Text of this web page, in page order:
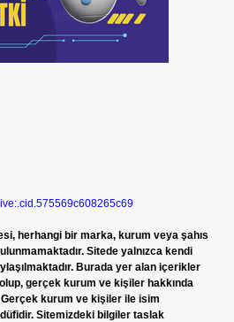
herhangi bir marka, kurum veya şahıs
Sitede yalnızca kendi
Burada yer alan içerikler
gerçek kurum ve kişiler hakkında
Gerçek kurum ve kişiler ile isim
Sitemizdeki bilgiler taslak